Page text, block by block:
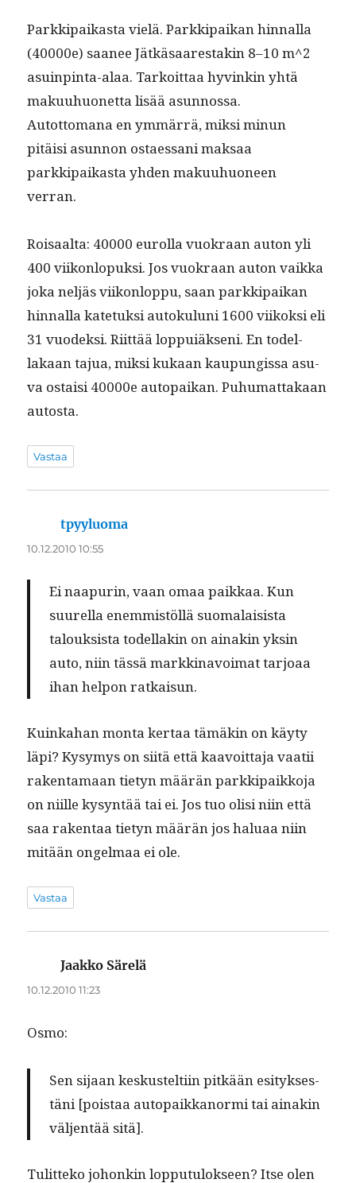
Parkkipaikas­ta vielä. Parkkipaikan hin­nal­la
(40000e) saa­nee Jätkäsaarestakin 8–10 m^2
asuin­pin­ta-alaa. Tarkoit­taa hyvinkin yhtä
maku­uhuonet­ta lisää asunnossa.
Autot­tomana en ymmär­rä, mik­si min­un
pitäisi asun­non ostaes­sani mak­saa
parkkipaikas­ta yhden maku­uhuoneen
verran.
Roisaal­ta: 40000 eurol­la vuokraan auton yli
400 viikon­lopuk­si. Jos vuokraan auton vaik­ka
joka neljäs viikon­lop­pu, saan parkkipaikan
hin­nal­la kate­tuk­si autoku­lu­ni 1600 viikok­si eli
31 vuodek­si. Riit­tää lop­puiäk­seni. En todel­
lakaan tajua, mik­si kukaan kaupungis­sa asu­
va ostaisi 40000e autopaikan. Puhu­mat­takaan
autosta.
Vastaa
tpyyluoma
10.12.2010 10:55
Ei naa­purin, vaan omaa paikkaa. Kun
suurel­la enem­mistöl­lä suo­ma­lai­sista
talouk­sista todel­lakin on ainakin yksin
auto, niin tässä markki­navoimat tar­joaa
ihan helpon ratkaisun.
Kuinka­han mon­ta ker­taa tämäkin on käy­ty
läpi? Kysymys on siitä että kaavoit­ta­ja vaatii
rak­en­ta­maan tietyn määrän parkkipaikko­ja
on niille kysyn­tää tai ei. Jos tuo olisi niin että
saa rak­en­taa tietyn määrän jos halu­aa niin
mitään ongel­maa ei ole.
Vastaa
Jaakko Särelä
10.12.2010 11:23
Osmo:
Sen sijaan keskustelti­in pitkään esi­tyk­ses­
täni [pois­taa autopaikkanor­mi tai ainakin
väl­jen­tää sitä].
Tulit­teko johonkin lop­putu­lok­seen? Itse olen